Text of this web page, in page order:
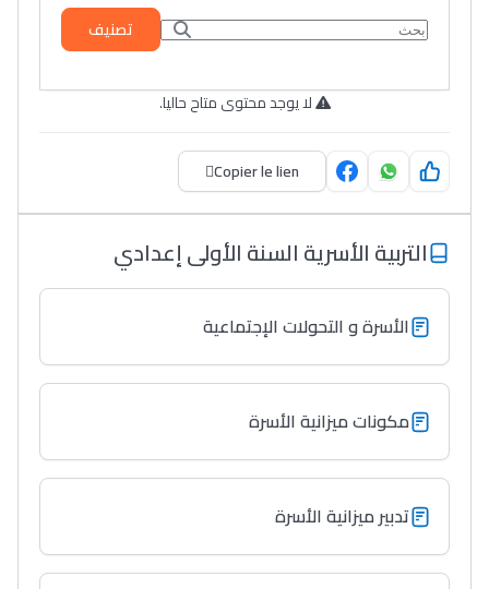
تصنيف
لا يوجد محتوى متاح حاليا.
Copier le lien
التربية الأسرية السنة الأولى إعدادي
الأسرة و التحولات الإجتماعية
مكونات ميزانية الأسرة
تدبير ميزانية الأسرة